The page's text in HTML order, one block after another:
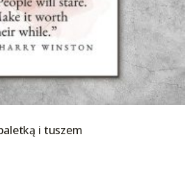
i tuszem